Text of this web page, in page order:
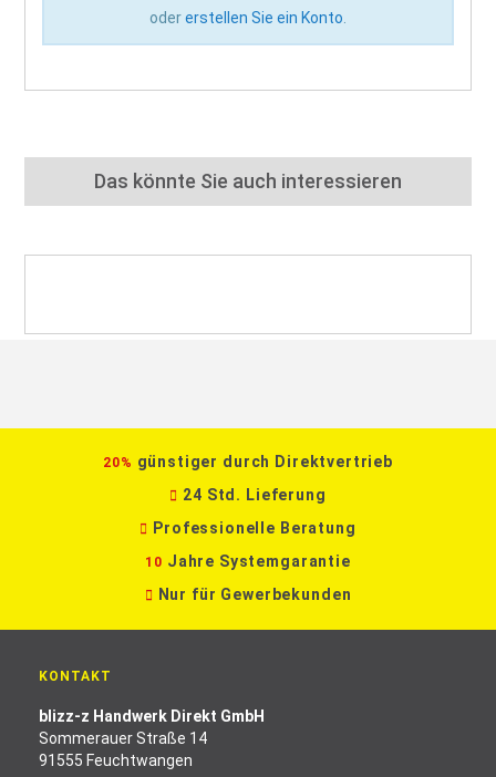
odererstellen Sie ein Konto
Das könnte Sie auch interessieren
20% günstiger durch Direktvertrieb
24 Std. Lieferung
Professionelle Beratung
10 Jahre Systemgarantie
Nur für Gewerbekunden
KONTAKT
blizz-z Handwerk Direkt GmbH
Sommerauer Straße 14
91555 Feuchtwangen